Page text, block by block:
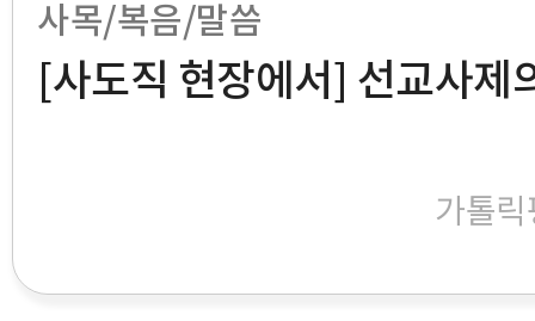
사목/복음/말씀
[사도직 현장에서] 선교사제
가톨